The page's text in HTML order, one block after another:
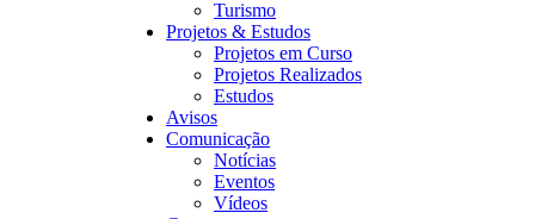
Turismo
Projetos & Estudos
Projetos em Curso
Projetos Realizados
Estudos
Avisos
Comunicação
Notícias
Eventos
Vídeos